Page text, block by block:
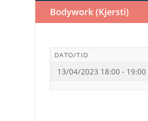
Bodywork (Kjersti)
DATO/TID
13/04/2023 18:00 - 19:00